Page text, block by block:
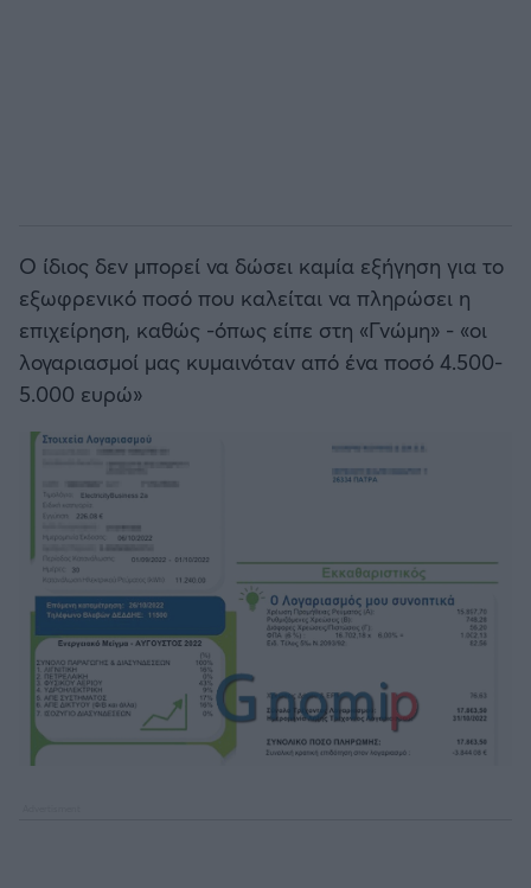
Ο ίδιος δεν μπορεί να δώσει καμία εξήγηση για το
εξωφρενικό ποσό που καλείται να πληρώσει η
επιχείρηση, καθώς -όπως είπε στη «Γνώμη» - «οι
λογαριασμοί μας κυμαινόταν από ένα ποσό 4.500-
5.000 ευρώ»